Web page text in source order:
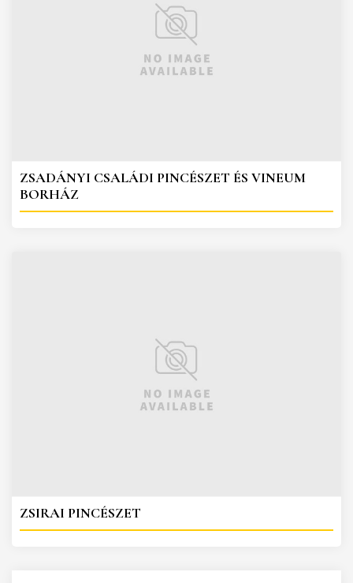
ZSADÁNYI CSALÁDI PINCÉSZET ÉS VINEUM
BORHÁZ
ZSIRAI PINCÉSZET